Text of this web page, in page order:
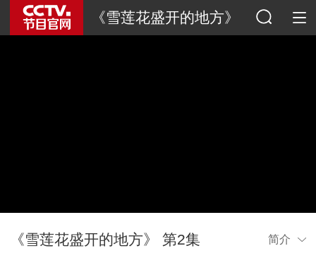
《雪莲花盛开的地方》
《雪莲花盛开的地方》 第2集 简介